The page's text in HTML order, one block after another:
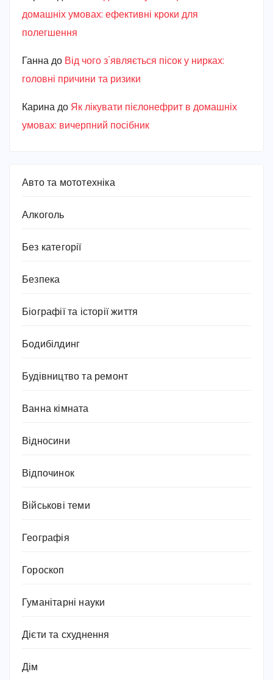
домашніх умовах: ефективні кроки для
полегшення
Ганна до Від чого з’являється пісок у нирках:
головні причини та ризики
Карина до Як лікувати пієлонефрит в домашніх
умовах: вичерпний посібник
Авто та мототехніка
Алкоголь
Без категорії
Безпека
Біографії та історії життя
Бодибілдинг
Будівництво та ремонт
Ванна кімната
Відносини
Відпочинок
Військові теми
Географія
Гороскоп
Гуманітарні науки
Дієти та схуднення
Дім